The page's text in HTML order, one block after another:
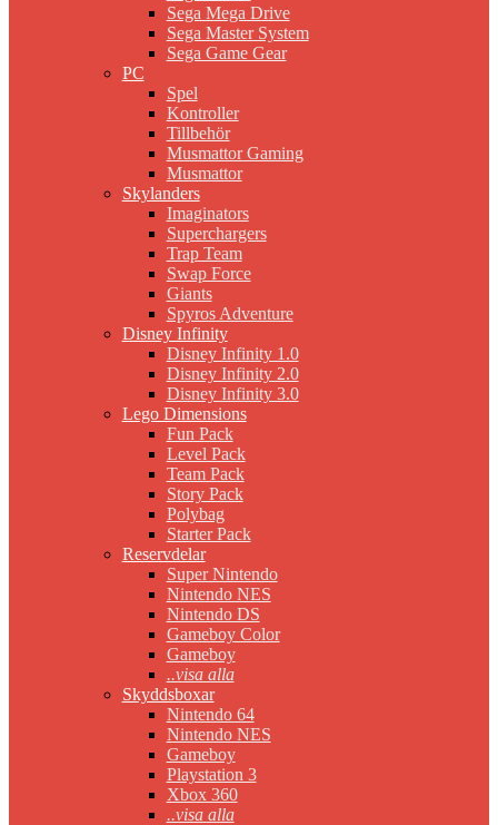
Sega Mega Drive
Sega Master System
Sega Game Gear
PC
Spel
Kontroller
Tillbehör
Musmattor Gaming
Musmattor
Skylanders
Imaginators
Superchargers
Trap Team
Swap Force
Giants
Spyros Adventure
Disney Infinity
Disney Infinity 1.0
Disney Infinity 2.0
Disney Infinity 3.0
Lego Dimensions
Fun Pack
Level Pack
Team Pack
Story Pack
Polybag
Starter Pack
Reservdelar
Super Nintendo
Nintendo NES
Nintendo DS
Gameboy Color
Gameboy
..visa alla
Skyddsboxar
Nintendo 64
Nintendo NES
Gameboy
Playstation 3
Xbox 360
..visa alla